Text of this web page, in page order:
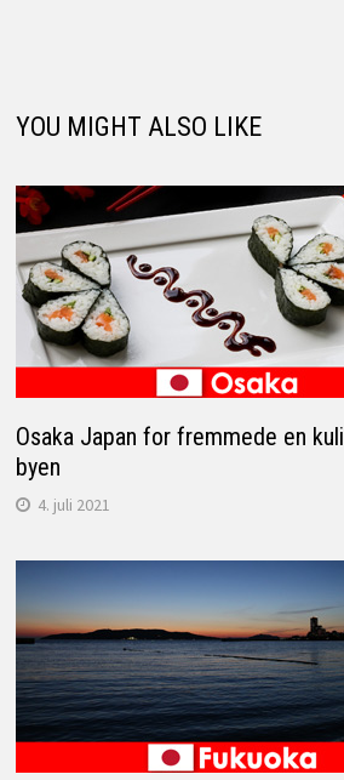
YOU MIGHT ALSO LIKE
Osaka Japan for fremmede en
byen
4. juli 2021